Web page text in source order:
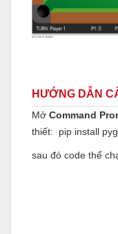
HƯỚNG DẪN
Mở Command
thiết: pip install
sau đó code thể